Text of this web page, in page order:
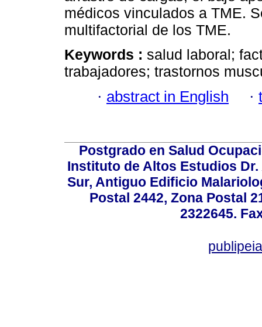
médicos vinculados a TME.
multifactorial de los TME.
Keywords : salud laboral;
trabajadores; trastornos
· abstract in English ·
Postgrado en Salud
Instituto de Altos Estudios
Sur, Antiguo Edificio
Postal 2442, Zona Postal
2322645.